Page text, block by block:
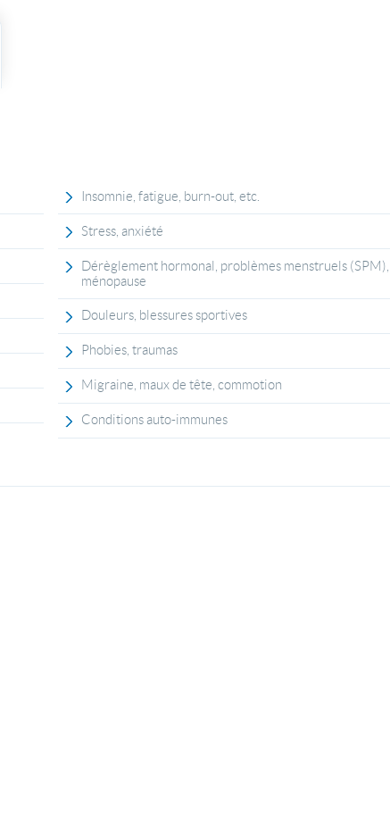
Insomnie, fatigue, burn-out, etc.
Stress, anxiété
Dérèglement hormonal, problèmes menstruels (SPM),
ménopause
Douleurs, blessures sportives
Phobies, traumas
Migraine, maux de tête, commotion
Conditions auto-immunes